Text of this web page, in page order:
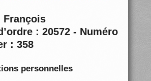
François
: 20572 - Numéro
: 358
personnelles